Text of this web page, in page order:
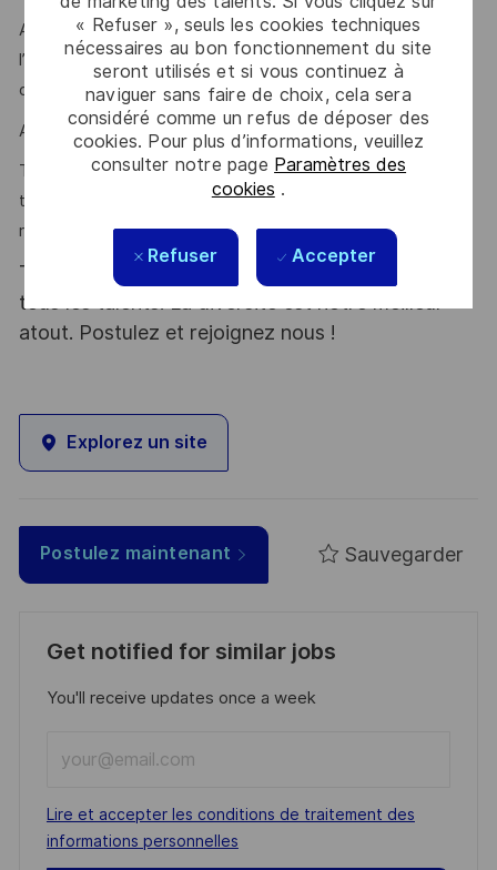
« Refuser », seuls les cookies techniques
nécessaires au bon fonctionnement du site
seront utilisés et si vous continuez à
naviguer sans faire de choix, cela sera
considéré comme un refus de déposer des
cookies. Pour plus d’informations, veuillez
consulter notre page Paramètres des
cookies .
Refuser Accepter
Autonomie, capacité d’écoute et de dialogue, sens de
l’analyse, leadership et esprit d’innovation sont des qualités
que l’on vous reconnait ?
Alors ce poste est fait pour vous !
Thales, entreprise Handi-Engagée, reconnait tous les
talents. La diversité est notre meilleur atout. Postulez et
rejoignez nous !
Thales, entreprise Handi-Engagée, reconnait
tous les talents. La diversité est notre meilleur
atout. Postulez et rejoignez nous !
Explorez un site
Postulez maintenant Sauvegarder
Get notified for similar jobs
You'll receive updates once a week
Email
address
(Required)
Required
Lire et accepter les conditions de traitement des
informations personnelles